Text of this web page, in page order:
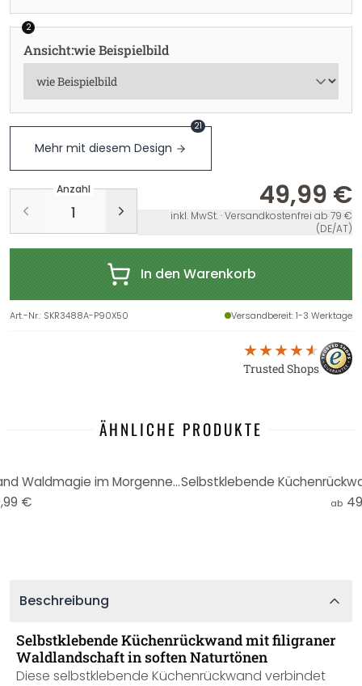
2
Ansicht:wie Beispielbild
Mehr mit diesem Design
21
Anzahl 49,99 €
inkl. MwSt. · Versandkostenfrei ab 79 €
(DE/AT)
In den Warenkorb
Art.-Nr.: SKR3488A-P90X50 Versandbereit: 1-3 Werktage
Trusted Shops
ÄHNLICHE PRODUKTE
Selbstklebende Küchenrückwand Waldmagie im Morgennebel Beige - Ms Tiff
€
ab
Beschreibung
Selbstklebende Küchenrückwand mit filigraner
Waldlandschaft in soften Naturtönen
Diese selbstklebende Küchenrückwand verbindet